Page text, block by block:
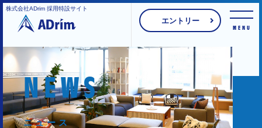
株式会社ADrim 採用特設サイト
エントリー
MENU
NEWS
ニュース